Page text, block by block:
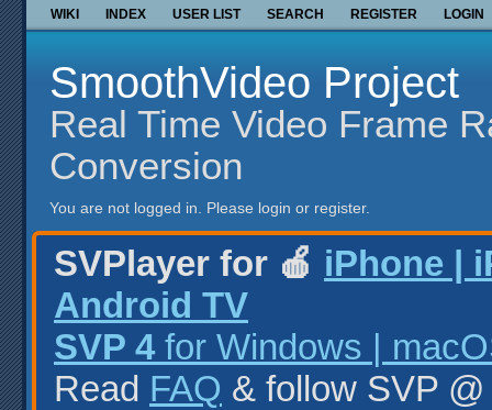
WIKI INDEX USER LIST SEARCH REGISTER LOGIN
SmoothVideo Project
Real Time Video Frame
Conversion
You are not logged in. Please login or register.
SVPlayer for 🍎 iPhone |
Android TV
SVP 4 for Windows |
Read FAQ & follow SVP